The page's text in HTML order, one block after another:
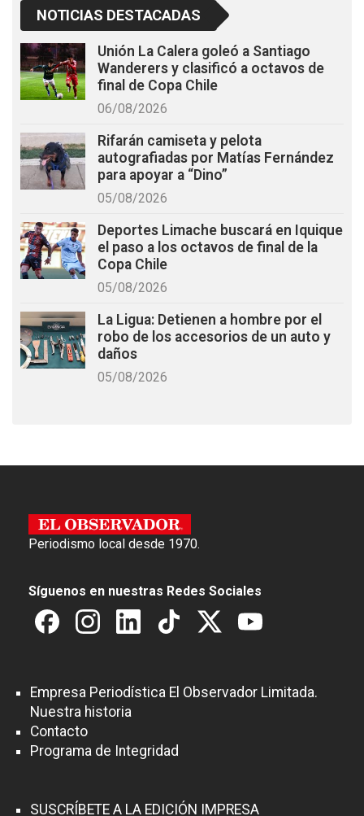
NOTICIAS DESTACADAS
Unión La Calera goleó a Santiago
Wanderers y clasificó a octavos de
final de Copa Chile
06/08/2026
Rifarán camiseta y pelota
autografiadas por Matías Fernández
para apoyar a “Dino”
05/08/2026
Deportes Limache buscará en Iquique
el paso a los octavos de final de la
Copa Chile
05/08/2026
La Ligua: Detienen a hombre por el
robo de los accesorios de un auto y
daños
05/08/2026
Periodismo local desde 1970.
Síguenos en nuestras Redes Sociales
Empresa Periodística El Observador Limitada.
Nuestra historia
Contacto
Programa de Integridad
SUSCRÍBETE A LA EDICIÓN IMPRESA